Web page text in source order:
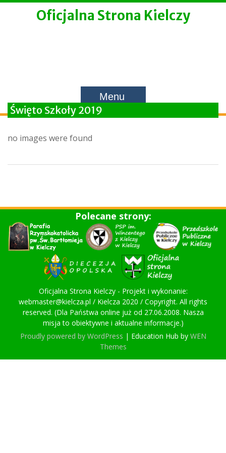
Skip
Oficjalna Strona Kielczy
Menu
Święto Szkoły 2019
no images were found
Polecane strony:
Oficjalna Strona Kielczy - Projekt i wykonanie:
webmaster@kielcza.pl / Kielcza 2020 / Copyright. All rights
reserved. (Dla Państwa online już od 27.06.2008. Nasza
misja to obiektywne i aktualne informacje.)
Proudly powered by WordPress | Education Hub by WEN
Themes